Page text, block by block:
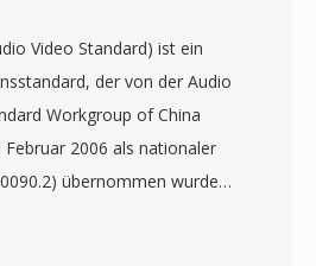
Video Standard) ist ein
der von der Audio
Workgroup of China
2006 als nationaler
übernommen wurde.
2002 mit dem Ziel, eine